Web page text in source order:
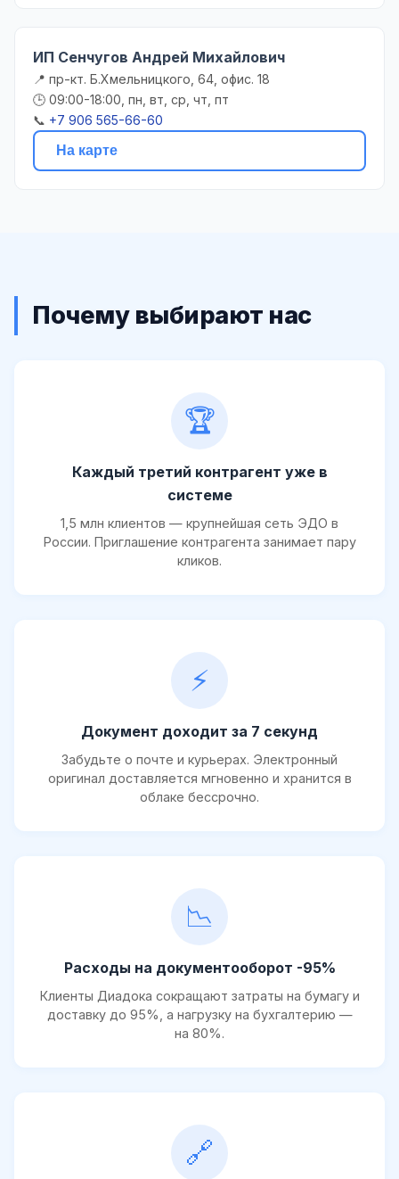
ИП Сенчугов Андрей Михайлович
📍 пр-кт. Б.Хмельницкого, 64, офис. 18
🕒 09:00-18:00, пн, вт, ср, чт, пт
📞 +7 906 565-66-60
На карте
Почему выбирают нас
🏆
Каждый третий контрагент уже в
системе
1,5 млн клиентов — крупнейшая сеть ЭДО в
России. Приглашение контрагента занимает пару
кликов.
⚡
Документ доходит за 7 секунд
Забудьте о почте и курьерах. Электронный
оригинал доставляется мгновенно и хранится в
облаке бессрочно.
📉
Расходы на документооборот -95%
Клиенты Диадока сокращают затраты на бумагу и
доставку до 95%, а нагрузку на бухгалтерию —
на 80%.
🔗